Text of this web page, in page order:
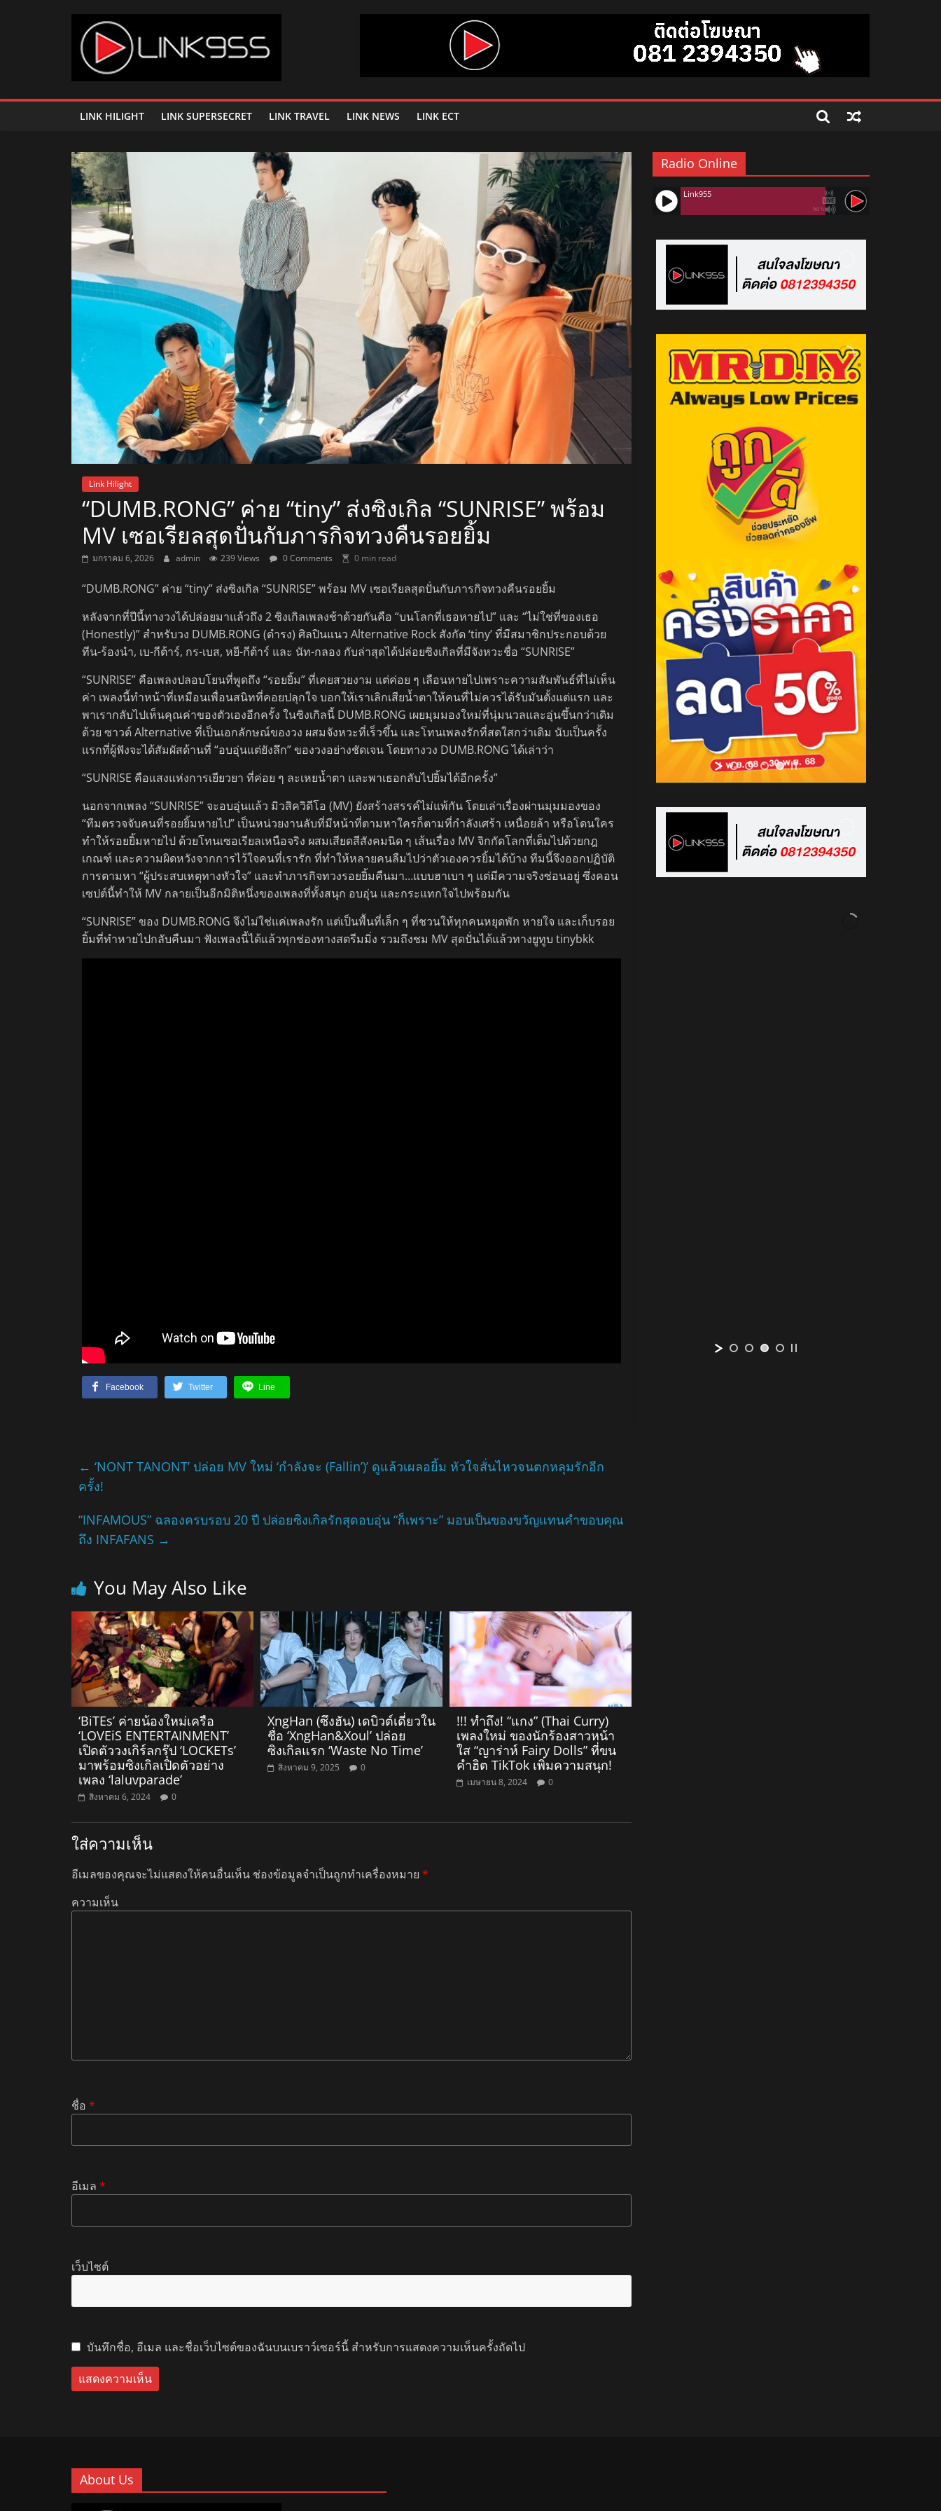
Link
95.5
คลื่น
เพลง
ฮิต
สุด
คูล
วิทยุ
FM
ลพบุรี
สถานี
วิทยุ
ลพบุรี
วิทยุ
FM
ลพบุรี
LINK HILIGHT LINK SUPERSECRET LINK TRAVEL LINK NEWS LINK ECT
Link Hilight
“DUMB.RONG” ค่าย “tiny” ส่งซิงเกิล “SUNRISE” พร้อม
MV เซอเรียลสุดปั่นกับภารกิจทวงคืนรอยยิ้ม
มกราคม 6, 2026 admin 239 Views 0 Comments 0 min read
“DUMB.RONG” ค่าย “tiny” ส่งซิงเกิล “SUNRISE” พร้อม MV เซอเรียลสุดปั่นกับภารกิจทวงคืนรอยยิ้ม
หลังจากที่ปีนี้ทางวงได้ปล่อยมาแล้วถึง 2 ซิงเกิลเพลงช้าด้วยกันคือ “บนโลกที่เธอหายไป” และ “ไม่ใช่ที่ของเธอ
(Honestly)” สำหรับวง DUMB.RONG (ดำรง) ศิลปินแนว Alternative Rock สังกัด ‘tiny’ ที่มีสมาชิกประกอบด้วย
ทีน-ร้องนำ, เบ-กีต้าร์, กร-เบส, หยี-กีต้าร์ และ นัท-กลอง กับล่าสุดได้ปล่อยซิงเกิลที่มีจังหวะชื่อ “SUNRISE”
“SUNRISE” คือเพลงปลอบโยนที่พูดถึง “รอยยิ้ม” ที่เคยสวยงาม แต่ค่อย ๆ เลือนหายไปเพราะความสัมพันธ์ที่ไม่เห็น
ค่า เพลงนี้ทำหน้าที่เหมือนเพื่อนสนิทที่คอยปลุกใจ บอกให้เราเลิกเสียน้ำตาให้คนที่ไม่ควรได้รับมันตั้งแต่แรก และ
พาเรากลับไปเห็นคุณค่าของตัวเองอีกครั้ง ในซิงเกิลนี้ DUMB.RONG เผยมุมมองใหม่ที่นุ่มนวลและอุ่นขึ้นกว่าเดิม
ด้วย ซาวด์ Alternative ที่เป็นเอกลักษณ์ของวง ผสมจังหวะที่เร็วขึ้น และโทนเพลงรักที่สดใสกว่าเดิม นับเป็นครั้ง
แรกที่ผู้ฟังจะได้สัมผัสด้านที่ “อบอุ่นแต่ยังลึก” ของวงอย่างชัดเจน โดยทางวง DUMB.RONG ได้เล่าว่า
“SUNRISE คือแสงแห่งการเยียวยา ที่ค่อย ๆ ละเหยน้ำตา และพาเธอกลับไปยิ้มได้อีกครั้ง”
นอกจากเพลง “SUNRISE” จะอบอุ่นแล้ว มิวสิควิดีโอ (MV) ยังสร้างสรรค์ไม่แพ้กัน โดยเล่าเรื่องผ่านมุมมองของ
“ทีมตรวจจับคนที่รอยยิ้มหายไป” เป็นหน่วยงานลับที่มีหน้าที่ตามหาใครก็ตามที่กำลังเศร้า เหนื่อยล้า หรือโดนใคร
ทำให้รอยยิ้มหายไป ด้วยโทนเซอเรียลเหนือจริง ผสมเสียดสีสังคมนิด ๆ เส้นเรื่อง MV จิกกัดโลกที่เต็มไปด้วยกฎ
เกณฑ์ และความผิดหวังจากการไว้ใจคนที่เรารัก ที่ทำให้หลายคนลืมไปว่าตัวเองควรยิ้มได้บ้าง ทีมนี้จึงออกปฏิบัติ
การตามหา “ผู้ประสบเหตุทางหัวใจ” และทำภารกิจทวงรอยยิ้มคืนมา…แบบฮาเบา ๆ แต่มีความจริงซ่อนอยู่ ซึ่งคอน
เซปต์นี้ทำให้ MV กลายเป็นอีกมิติหนึ่งของเพลงที่ทั้งสนุก อบอุ่น และกระแทกใจไปพร้อมกัน
“SUNRISE” ของ DUMB.RONG จึงไม่ใช่แค่เพลงรัก แต่เป็นพื้นที่เล็ก ๆ ที่ชวนให้ทุกคนหยุดพัก หายใจ และเก็บรอย
ยิ้มที่ทำหายไปกลับคืนมา ฟังเพลงนี้ได้แล้วทุกช่องทางสตรีมมิ่ง รวมถึงชม MV สุดปั่นได้แล้วทางยูทูบ tinybkk
Facebook Twitter Line
← ‘NONT TANONT’ ปล่อย MV ใหม่ ‘กำลังจะ (Fallin’)’ ดูแล้วเผลอยิ้ม หัวใจสั่นไหวจนตกหลุมรักอีก
ครั้ง!
“INFAMOUS” ฉลองครบรอบ 20 ปี ปล่อยซิงเกิลรักสุดอบอุ่น “ก็เพราะ” มอบเป็นของขวัญแทนคำขอบคุณ
ถึง INFAFANS →
You May Also Like
‘BiTEs’ ค่ายน้องใหม่เครือ
‘LOVEiS ENTERTAINMENT’
เปิดตัววงเกิร์ลกรุ๊ป ‘LOCKETs’
มาพร้อมซิงเกิลเปิดตัวอย่าง
เพลง ‘laluvparade’
สิงหาคม 6, 2024 0
XngHan (ซึงฮัน) เดบิวต์เดี่ยวใน
ชื่อ ‘XngHan&Xoul’ ปล่อย
ซิงเกิลแรก ‘Waste No Time’
สิงหาคม 9, 2025 0
!!! ทำถึง! “แกง” (Thai Curry)
เพลงใหม่ ของนักร้องสาวหน้า
ใส “ญาร่าห์ Fairy Dolls” ที่ขน
คำฮิต TikTok เพิ่มความสนุก!
เมษายน 8, 2024 0
ใส่ความเห็น
อีเมลของคุณจะไม่แสดงให้คนอื่นเห็น ช่องข้อมูลจำเป็นถูกทำเครื่องหมาย *
ความเห็น
ชื่อ *
อีเมล *
เว็บไซต์
บันทึกชื่อ, อีเมล และชื่อเว็บไซต์ของฉันบนเบราว์เซอร์นี้ สำหรับการแสดงความเห็นครั้งถัดไป
Radio Online
90%
Link955
About Us